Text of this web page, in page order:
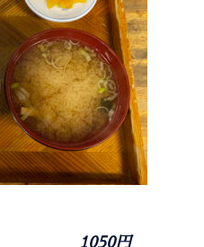
1050円